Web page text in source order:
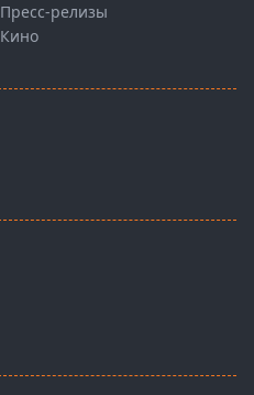
Пресс-релизы
Кино